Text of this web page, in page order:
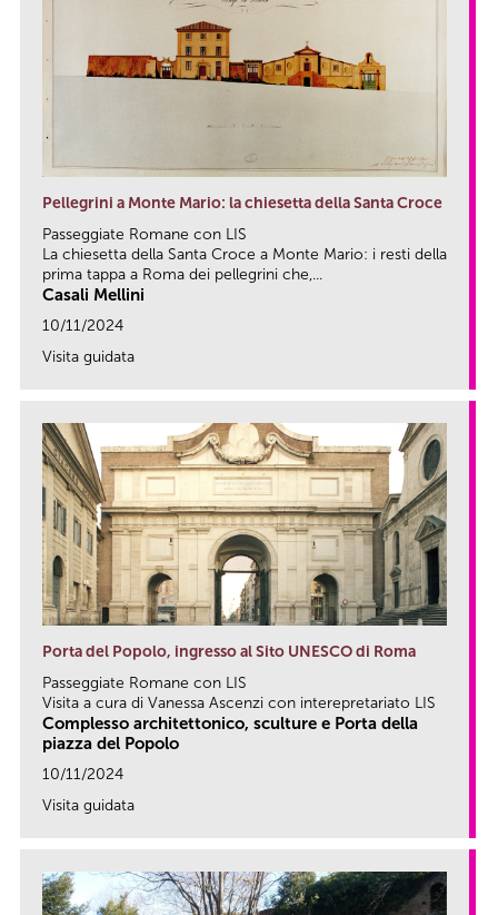
Pellegrini a Monte Mario: la chiesetta della Santa Croce
Passeggiate Romane con LIS
La chiesetta della Santa Croce a Monte Mario: i resti della
prima tappa a Roma dei pellegrini che,...
Casali Mellini
10/11/2024
Visita guidata
Porta del Popolo, ingresso al Sito UNESCO di Roma
Passeggiate Romane con LIS
Visita a cura di Vanessa Ascenzi con interepretariato LIS
Complesso architettonico, sculture e Porta della
piazza del Popolo
10/11/2024
Visita guidata